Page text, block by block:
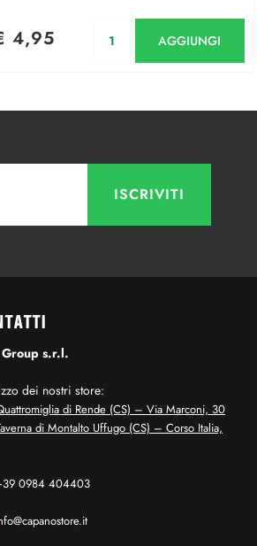
4,95 AGGIUNGI
Group s.r.l.
dei nostri store:
di Rende (CS) – Via Marconi, 30
di Montalto Uffugo (CS) – Corso Italia,
0984 404403